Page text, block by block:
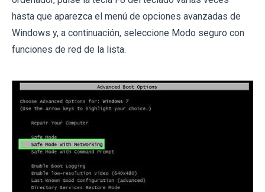
hasta que aparezca el menú de opciones avanzadas de
Windows y, a continuación, seleccione Modo seguro con
funciones de red de la lista.